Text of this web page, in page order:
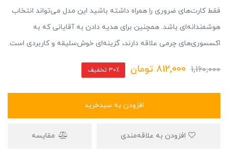
فقط کارت‌های ضروری را همراه داشته باشید این مدل می‌تواند انتخاب
هوشمندانه‌ای باشد. همچنین برای هدیه دادن به آقایانی که به
اکسسوری‌های چرمی علاقه دارند، گزینه‌ای خوش‌سلیقه و کاربردی است.
1,160,000
812,000 تومان 30٪ تخفیف
افزودن به سبدخرید
مقایسه